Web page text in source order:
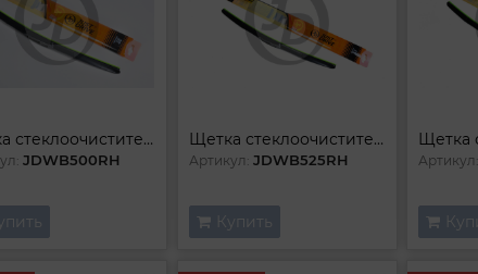
Щетка стеклоочистителя гибридная
JDWB500RH
Щетка стеклоочистителя гибридная
Артикул: JDWB525RH
Купить